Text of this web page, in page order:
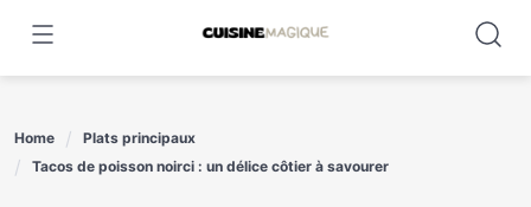
content
Home
Plats principaux
Tacos de poisson noirci : un délice côtier à savourer